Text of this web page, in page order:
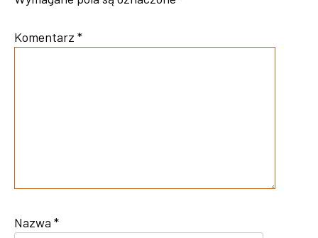
Komentarz *
Nazwa *